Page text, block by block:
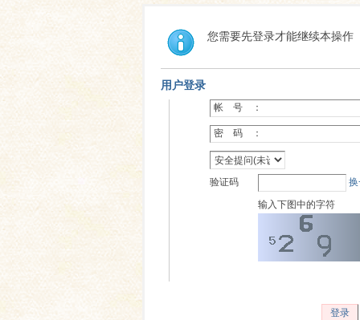
您需要先登录才能继续本操作
用户登录
帐 号 ：
密 码 ：
验证码
输入下图中的字符
登录